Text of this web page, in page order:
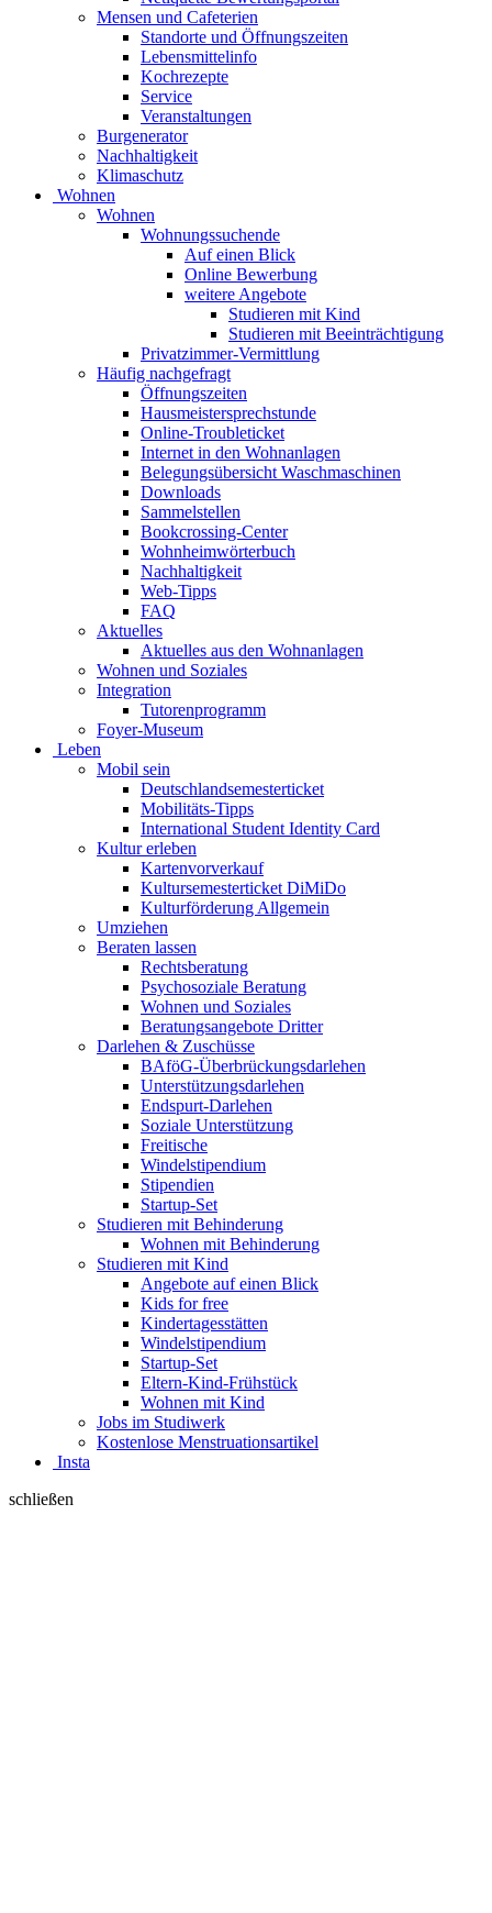
Mensen und Cafeterien
Standorte und Öffnungszeiten
Lebensmittelinfo
Kochrezepte
Service
Veranstaltungen
Burgenerator
Nachhaltigkeit
Klimaschutz
Wohnen
Wohnen
Wohnungssuchende
Auf einen Blick
Online Bewerbung
weitere Angebote
Studieren mit Kind
Studieren mit Beeinträchtigung
Privatzimmer-Vermittlung
Häufig nachgefragt
Öffnungszeiten
Hausmeistersprechstunde
Online-Troubleticket
Internet in den Wohnanlagen
Belegungsübersicht Waschmaschinen
Downloads
Sammelstellen
Bookcrossing-Center
Wohnheimwörterbuch
Nachhaltigkeit
Web-Tipps
FAQ
Aktuelles
Aktuelles aus den Wohnanlagen
Wohnen und Soziales
Integration
Tutorenprogramm
Foyer-Museum
Leben
Mobil sein
Deutschlandsemesterticket
Mobilitäts-Tipps
International Student Identity Card
Kultur erleben
Kartenvorverkauf
Kultursemesterticket DiMiDo
Kulturförderung Allgemein
Umziehen
Beraten lassen
Rechtsberatung
Psychosoziale Beratung
Wohnen und Soziales
Beratungsangebote Dritter
Darlehen & Zuschüsse
BAföG-Überbrückungsdarlehen
Unterstützungsdarlehen
Endspurt-Darlehen
Soziale Unterstützung
Freitische
Windelstipendium
Stipendien
Startup-Set
Studieren mit Behinderung
Wohnen mit Behinderung
Studieren mit Kind
Angebote auf einen Blick
Kids for free
Kindertagesstätten
Windelstipendium
Startup-Set
Eltern-Kind-Frühstück
Wohnen mit Kind
Jobs im Studiwerk
Kostenlose Menstruationsartikel
Insta
schließen